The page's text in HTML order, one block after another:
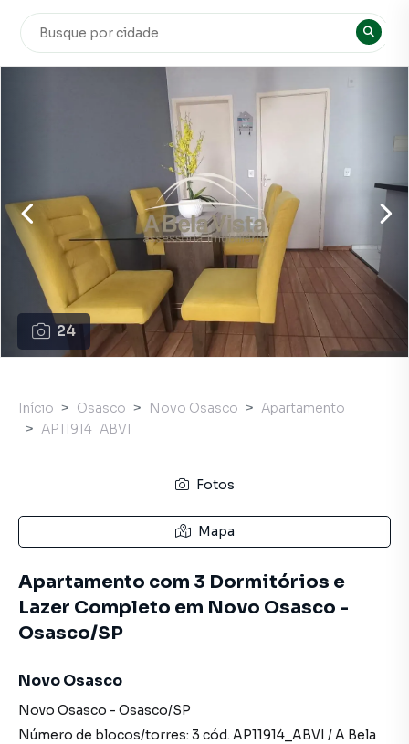
24
Início Osasco Novo Osasco
Apartamento
AP11914_ABVI
Fotos
Mapa
Apartamento com 3 Dormitórios e
Lazer Completo em Novo Osasco -
Osasco/SP
Novo Osasco
Novo Osasco - Osasco/SP
Número de blocos/torres: 3 cód. AP11914_ABVI /A Bela